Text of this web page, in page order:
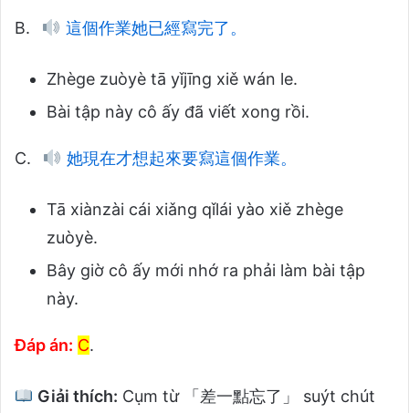
B. 這個作業她已經寫完了。
Zhège zuòyè tā yǐjīng xiě wán le.
Bài tập này cô ấy đã viết xong rồi.
C. 她現在才想起來要寫這個作業。
Tā xiànzài cái xiǎng qǐlái yào xiě zhège
zuòyè.
Bây giờ cô ấy mới nhớ ra phải làm bài tập
này.
Đáp án: C.
Giải thích: Cụm từ 「差一點忘了」 suýt chút